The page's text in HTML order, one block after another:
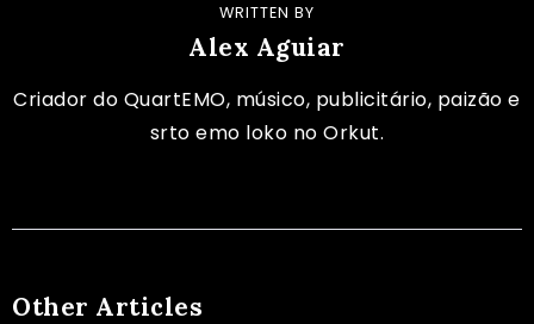
WRITTEN BY
Alex Aguiar
Criador do QuartEMO, músico, publicitário, paizão e
srto emo loko no Orkut.
Other Articles